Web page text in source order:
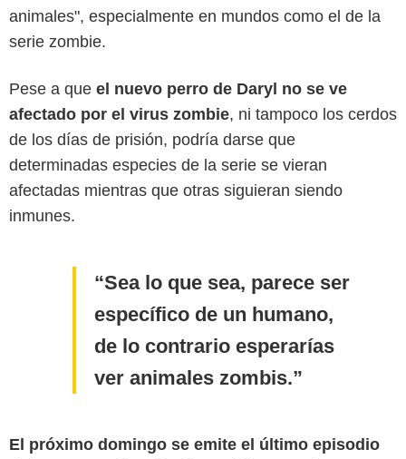
animales", especialmente en mundos como el de la
serie zombie.
Pese a que el nuevo perro de Daryl no se ve
afectado por el virus zombie, ni tampoco los cerdos
de los días de prisión, podría darse que
determinadas especies de la serie se vieran
afectadas mientras que otras siguieran siendo
inmunes.
Sea lo que sea, parece ser
específico de un humano,
de lo contrario esperarías
ver animales zombis.
El próximo domingo se emite el último episodio